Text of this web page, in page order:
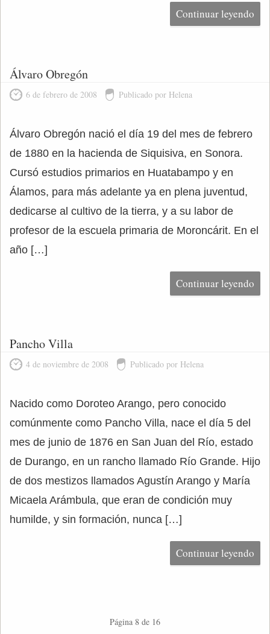
Continuar leyendo
Álvaro Obregón
6 de febrero de 2008 Publicado por Helena
Álvaro Obregón nació el día 19 del mes de febrero
de 1880 en la hacienda de Siquisiva, en Sonora.
Cursó estudios primarios en Huatabampo y en
Álamos, para más adelante ya en plena juventud,
dedicarse al cultivo de la tierra, y a su labor de
profesor de la escuela primaria de Moroncárit. En el
año […]
Continuar leyendo
Pancho Villa
4 de noviembre de 2008 Publicado por Helena
Nacido como Doroteo Arango, pero conocido
comúnmente como Pancho Villa, nace el día 5 del
mes de junio de 1876 en San Juan del Río, estado
de Durango, en un rancho llamado Río Grande. Hijo
de dos mestizos llamados Agustín Arango y María
Micaela Arámbula, que eran de condición muy
humilde, y sin formación, nunca […]
Continuar leyendo
Página 8 de 16